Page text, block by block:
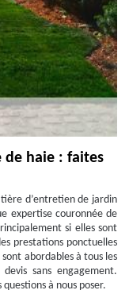
de haie : faites
d’entretien de jardin
expertise couronnée de
si elles sont
prestations ponctuelles
abordables à tous les
sans engagement.
à nous poser.